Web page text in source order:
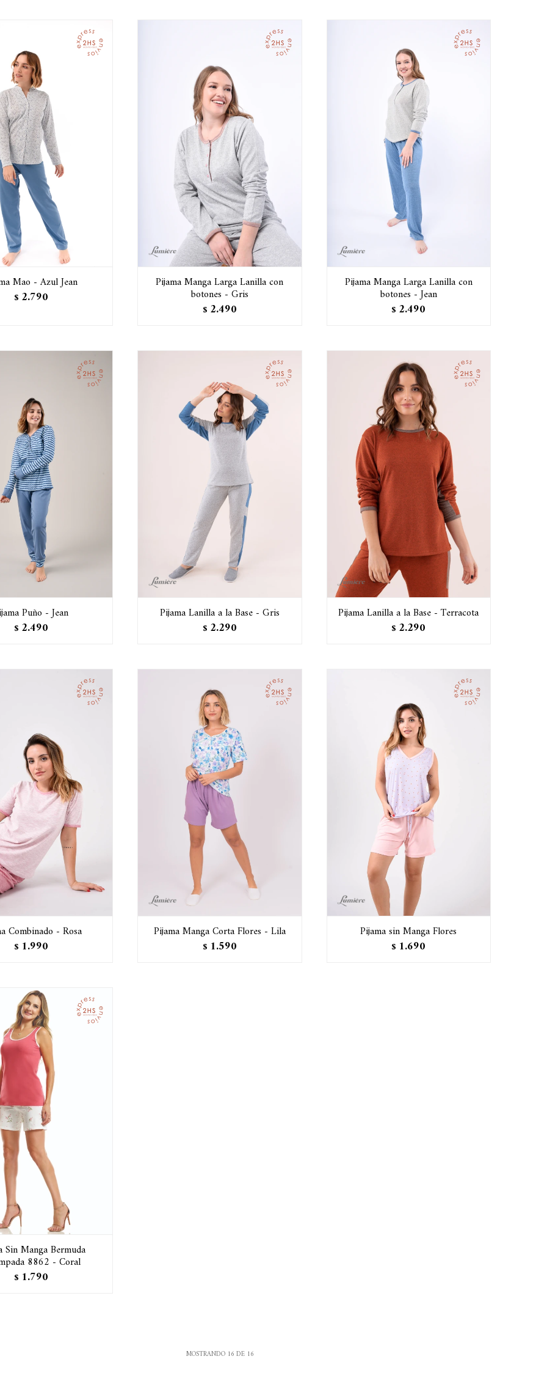
Mao - Azul Jean
$ 2.790
Pijama Manga Larga Lanilla con
botones - Gris
$ 2.490
Pijama Manga Larga Lanilla con
botones - Jean
$ 2.490
Puño - Jean
$ 2.490
Pijama Lanilla a la Base - Gris
$ 2.290
Pijama Lanilla a la Base - Terracota
$ 2.290
Combinado - Rosa
$ 1.990
Pijama Manga Corta Flores - Lila
$ 1.590
Pijama sin Manga Flores
$ 1.690
Sin Manga Bermuda
8862 - Coral
$ 1.790
MOSTRANDO 16 DE 16